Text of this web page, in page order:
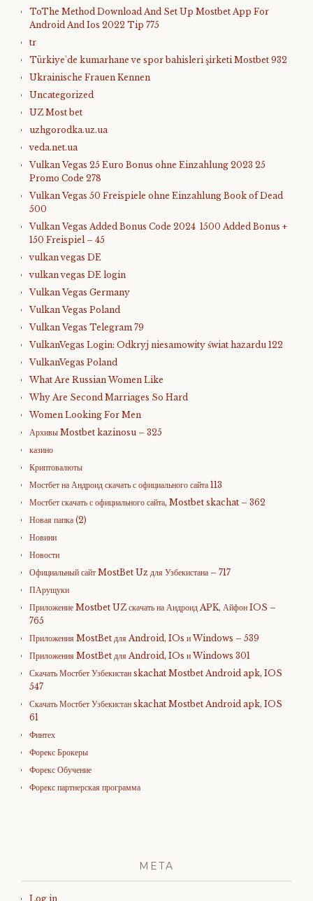
ToThe Method Download And Set Up Mostbet App For
Android And Ios 2022 Tip 775
tr
Türkiye'de kumarhane ve spor bahisleri şirketi Mostbet 932
Ukrainische Frauen Kennen
Uncategorized
UZ Most bet
uzhgorodka.uz.ua
veda.net.ua
Vulkan Vegas 25 Euro Bonus ohne Einzahlung 2023 25
Promo Code 278
Vulkan Vegas 50 Freispiele ohne Einzahlung Book of Dead
500
Vulkan Vegas Added Bonus Code 2024 ️ 1500 Added Bonus +
150 Freispiel – 45
vulkan vegas DE
vulkan vegas DE login
Vulkan Vegas Germany
Vulkan Vegas Poland
Vulkan Vegas Telegram 79
VulkanVegas Login: Odkryj niesamowity świat hazardu 122
VulkanVegas Poland
What Are Russian Women Like
Why Are Second Marriages So Hard
Women Looking For Men
Архивы Mostbet kazinosu – 325
казино
Криптовалюты
Мостбет на Андроид скачать с официального сайта 113
Мостбет скачать с официального сайта, Mostbet skachat – 362
Новая папка (2)
Новини
Новости
Официальный сайт MostBet Uz для Узбекистана – 717
ПАрущуки
Приложение Mostbet UZ скачать на Андроид APK, Айфон IOS –
765
Приложения MostBet для Android, IOs и Windows – 539
Приложения MostBet для Android, IOs и Windows 301
Скачать Мостбет Узбекистан skachat Mostbet Android apk, IOS
547
Скачать Мостбет Узбекистан skachat Mostbet Android apk, IOS
61
Финтех
Форекс Брокеры
Форекс Обучение
Форекс партнерская программа
META
Log in